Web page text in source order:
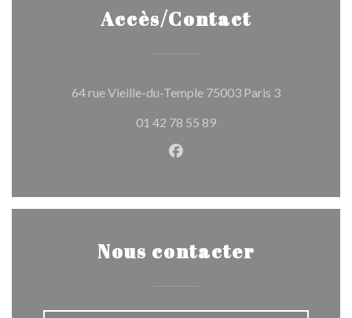
Accès/Contact
64 rue Vieille-du-Temple 75003 Paris 3((ouvre une
01 42 78 55 89
Facebook ((ouvre une
Nous contacter